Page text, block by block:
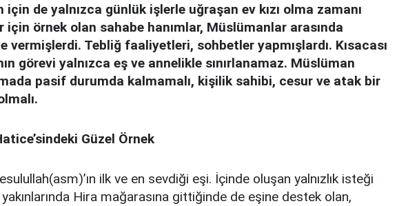
için de yalnızca günlük işlerle uğraşan ev kızı olma zamanı
için örnek olan sahabe hanımlar, Müslümanlar arasında
vermişlerdi. Tebliğ faaliyetleri, sohbetler yapmışlardı. Kısacası
görevi yalnızca eş ve annelikle sınırlanamaz. Müslüman
pasif durumda kalmamalı, kişilik sahibi, cesur ve atak bir
Güzel Örnek
ilk ve en sevdiği eşi. İçinde oluşan yalnızlık isteği
yakınlarında Hira mağarasına gittiğinde de eşine destek olan,